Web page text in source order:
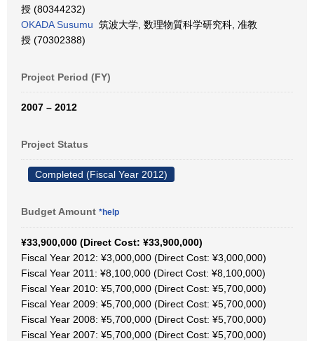
授 (80344232)
OKADA Susumu 筑波大学, 数理物質科学研究科, 准教
授 (70302388)
Project Period (FY)
2007 – 2012
Project Status
Completed (Fiscal Year 2012)
Budget Amount *help
¥33,900,000 (Direct Cost: ¥33,900,000)
Fiscal Year 2012: ¥3,000,000 (Direct Cost: ¥3,000,000)
Fiscal Year 2011: ¥8,100,000 (Direct Cost: ¥8,100,000)
Fiscal Year 2010: ¥5,700,000 (Direct Cost: ¥5,700,000)
Fiscal Year 2009: ¥5,700,000 (Direct Cost: ¥5,700,000)
Fiscal Year 2008: ¥5,700,000 (Direct Cost: ¥5,700,000)
Fiscal Year 2007: ¥5,700,000 (Direct Cost: ¥5,700,000)